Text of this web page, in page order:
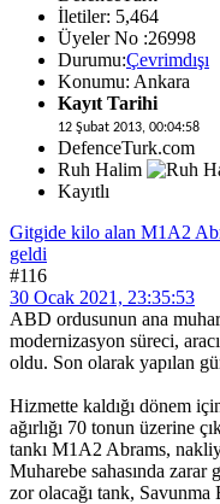
İletiler: 5,464
Üyeler No :26998
Durumu:Çevrimdışı
Konumu: Ankara
Kayıt Tarihi
12 Şubat 2013, 00:04:58
DefenceTurk.com
Ruh Halim
Kayıtlı
Gitgide kilo alan M1A2
geldi
#116
30 Ocak 2021, 23:35:53
ABD ordusunun ana
modernizasyon süreci,
oldu. Son olarak yapılan
Hizmette kaldığı dönem
ağırlığı 70 tonun üzerine
tankı M1A2 Abrams,
Muharebe sahasında zarar
zor olacağı tank, Savunma